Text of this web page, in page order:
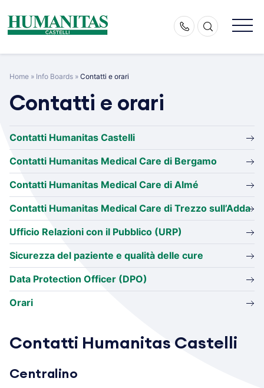
content
Home » Info Boards » Contatti e orari
Contatti e orari
Contatti Humanitas Castelli
Contatti Humanitas Medical Care di Bergamo
Contatti Humanitas Medical Care di Almé
Contatti Humanitas Medical Care di Trezzo sull’Adda
Ufficio Relazioni con il Pubblico (URP)
Sicurezza del paziente e qualità delle cure
Data Protection Officer (DPO)
Orari
Contatti Humanitas Castelli
Centralino